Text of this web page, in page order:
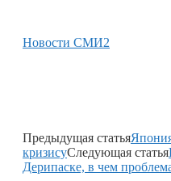
Новости СМИ2
Предыдущая статья
кризисуСледующая статья
Дерипаске, в чем